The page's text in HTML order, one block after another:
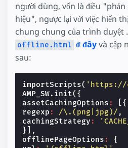
người dùng, vốn là điều
hiệu", ngược lại với việc hiển
chung chung của trình duyệt
offline.html ở đâyvà cập
sau:
importScripts( 'https://
AMP_SW. init({
assetCachingOptions :
[{
regexp : /\.(png|jpg)/ ,
cachingStrategy :
}],
offlinePageOptions :
{